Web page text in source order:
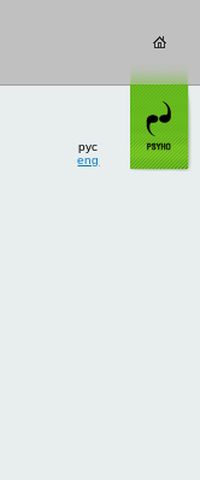
рус
eng